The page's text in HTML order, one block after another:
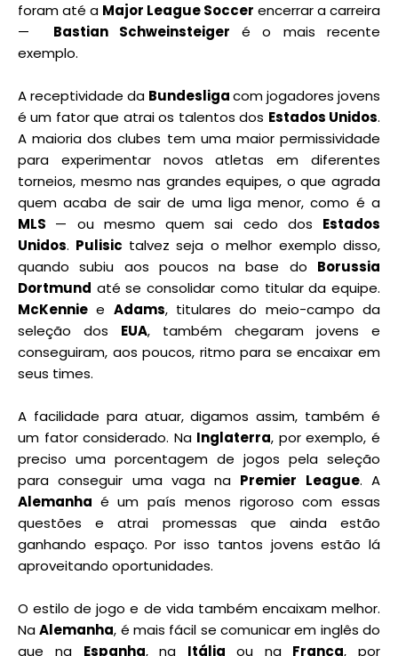
foram até a Major League Soccer encerrar a carreira
— Bastian Schweinsteiger é o mais recente
exemplo.
A receptividade da Bundesligacom jogadores jovens
é um fator que atrai os talentos dos Estados Unidos.
A maioria dos clubes tem uma maior permissividade
para experimentar novos atletas em diferentes
torneios, mesmo nas grandes equipes, o que agrada
quem acaba de sair de uma liga menor, como é a
MLS — ou mesmo quem sai cedo dos Estados
Unidos. Pulisic talvez seja o melhor exemplo disso,
quando subiu aos poucos na base do Borussia
Dortmund até se consolidar como titular da equipe.
McKennie e Adams, titulares do meio-campo da
seleção dos EUA, também chegaram jovens e
conseguiram, aos poucos, ritmo para se encaixar em
seus times.
A facilidade para atuar, digamos assim, também é
um fator considerado. Na Inglaterra, por exemplo, é
preciso uma porcentagem de jogos pela seleção
para conseguir uma vaga na Premier League. A
Alemanha é um país menos rigoroso com essas
questões e atrai promessas que ainda estão
ganhando espaço. Por isso tantos jovens estão lá
aproveitando oportunidades.
O estilo de jogo e de vida também encaixam melhor.
NaAlemanha, é mais fácil se comunicar em inglês do
que na Espanha, na Itália ou na França, por